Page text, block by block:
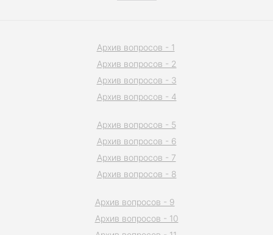
Архив вопросов - 1
Архив вопросов - 2
Архив вопросов - 3
Архив вопросов - 4
Архив вопросов - 5
Архив вопросов - 6
Архив вопросов - 7
Архив вопросов - 8
Архив вопросов - 9
Архив вопросов - 10